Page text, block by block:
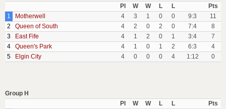
Pl
W W L L
Pts
1
Motherwell 4 3 1 0 0 9:3
11
2
Queen of South 4 2 0 2 0 7:4
8
3
East Fife 4 1 2 0 1 3:4
7
4
Queen's Park 4 1 0 1 2 6:3
4
5
Elgin City 4 0 0 0 4 1:12 0
Group H
Pl
W W L L
Pts